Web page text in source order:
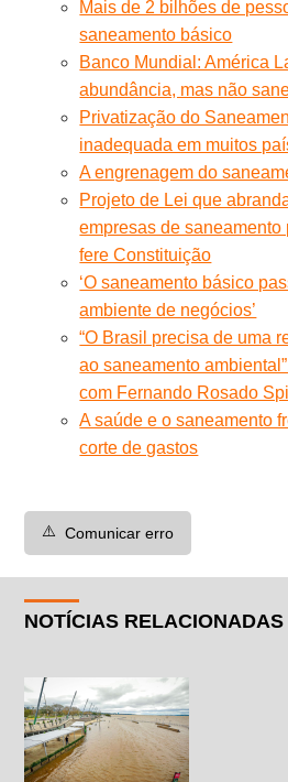
Mais de 2 bilhões de
saneamento básico
Banco Mundial: América
abundância, mas não
Privatização do
inadequada em muitos
A engrenagem do
Projeto de Lei que
empresas de saneamento
fere Constituição
‘O saneamento básico
ambiente de negócios’
“O Brasil precisa de uma
ao saneamento
com Fernando Rosado
A saúde e o saneamento
corte de gastos
⚠️ Comunicar erro
NOTÍCIAS RELACIONADAS